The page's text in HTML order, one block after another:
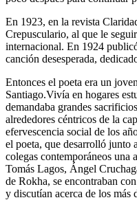
En 1923, en la revista
Crepusculario, al que le
internacional. En 1924
canción desesperada,
Entonces el poeta era un
Santiago.Vivía en hogares
demandaba grandes
alrededores céntricos de la
efervescencia social de los
el poeta, que desarrolló junto
colegas contemporáneos
Tomás Lagos, Ángel
de Rokha, se encontraban
y discutían acerca de los más